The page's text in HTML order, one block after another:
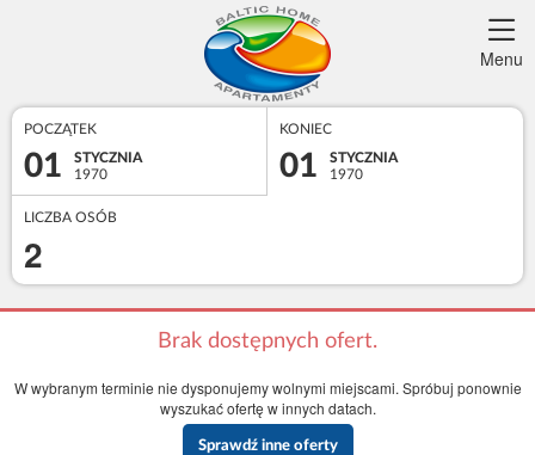
Menu
POCZĄTEK
01
STYCZNIA
1970
KONIEC
01
STYCZNIA
1970
LICZBA OSÓB
2
Brak dostępnych ofert.
W wybranym terminie nie dysponujemy wolnymi miejscami. Spróbuj ponownie
wyszukać ofertę w innych datach.
Sprawdź inne oferty